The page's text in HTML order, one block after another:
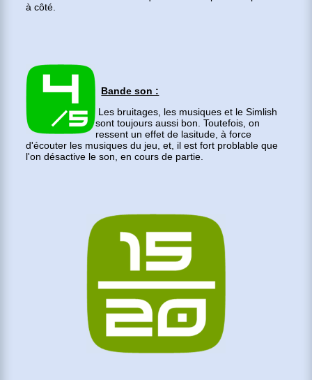
à côté.
Bande son :
Les bruitages, les musiques et le Simlish
sont toujours aussi bon. Toutefois, on
ressent un effet de lasitude, à force
d'écouter les musiques du jeu, et, il est fort problable que
l'on désactive le son, en cours de partie.